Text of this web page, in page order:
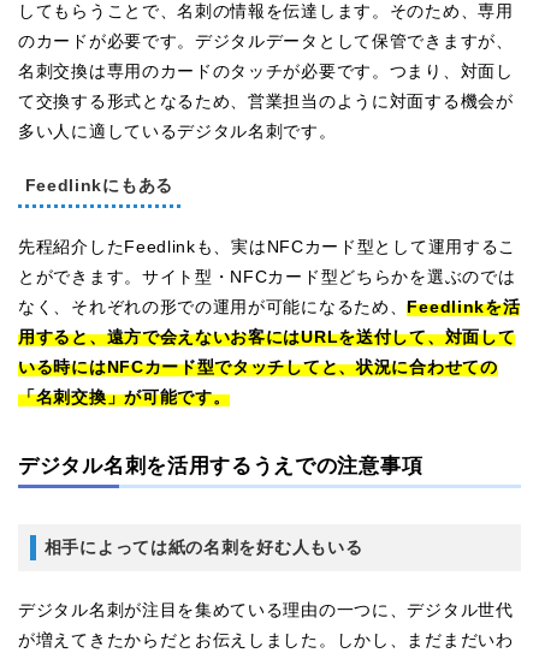
してもらうことで、名刺の情報を伝達します。そのため、専用
のカードが必要です。デジタルデータとして保管できますが、
名刺交換は専用のカードのタッチが必要です。つまり、対面し
て交換する形式となるため、営業担当のように対面する機会が
多い人に適しているデジタル名刺です。
Feedlinkにもある
先程紹介したFeedlinkも、実はNFCカード型として運用するこ
とができます。サイト型・NFCカード型どちらかを選ぶのでは
なく、それぞれの形での運用が可能になるため、Feedlinkを活
用すると、遠方で会えないお客にはURLを送付して、対面して
いる時にはNFCカード型でタッチしてと、状況に合わせての
「名刺交換」が可能です。
デジタル名刺を活用するうえでの注意事項
相手によっては紙の名刺を好む人もいる
デジタル名刺が注目を集めている理由の一つに、デジタル世代
が増えてきたからだとお伝えしました。しかし、まだまだいわ